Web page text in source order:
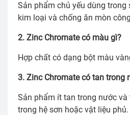
Sản phẩm chủ yếu dùng trong
kim loại và chống ăn mòn
2. Zinc Chromate có màu gì?
Hợp chất có dạng bột màu
3. Zinc Chromate có tan trong
Sản phẩm ít tan trong nước
trong hệ sơn hoặc vật liệu phủ.